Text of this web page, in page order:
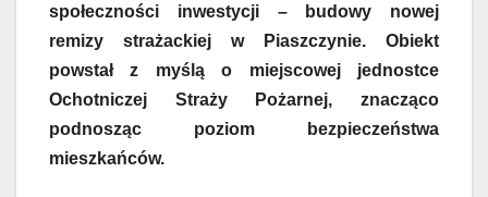
społeczności inwestycji – budowy nowej
remizy strażackiej w Piaszczynie. Obiekt
powstał z myślą o miejscowej jednostce
Ochotniczej Straży Pożarnej, znacząco
podnosząc poziom bezpieczeństwa
mieszkańców.